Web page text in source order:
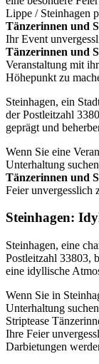
Lippe / Steinhagen
Tänzerinnen und
Ihr Event
Tänzerinnen und
Veranstaltung mit
Höhepunkt zu
Steinhagen, ein
der Postleitzahl
geprägt und
Wenn Sie eine
Unterhaltung
Tänzerinnen und
Feier unvergesslich
Steinhagen:
Steinhagen, eine
Postleitzahl 33803,
eine idyllische
Wenn Sie in
Unterhaltung
Striptease
Ihre Feier
Darbietungen